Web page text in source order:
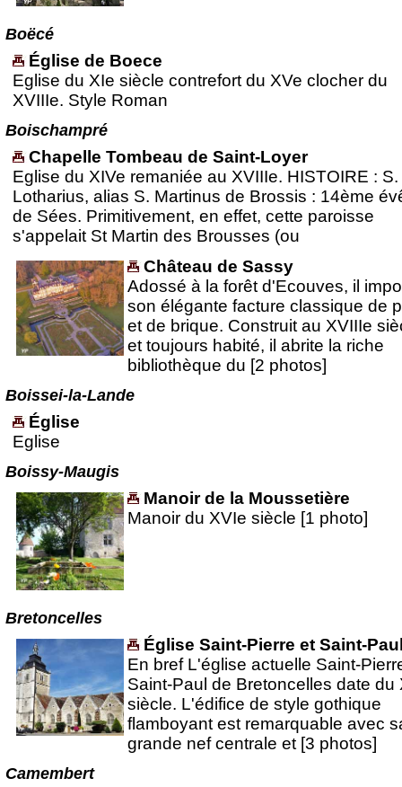
Boëcé
Église de Boece
Eglise du XIe siècle contrefort du XVe clocher du
XVIIIe. Style Roman
Boischampré
Chapelle Tombeau de Saint-Loyer
Eglise du XIVe remaniée au XVIIIe. HISTOIRE : S.
Lotharius, alias S. Martinus de Brossis : 14ème
de Sées. Primitivement, en effet, cette paroisse
s'appelait St Martin des Brousses (ou
Château de Sassy
Adossé à la forêt d'Ecouves, il
son élégante facture classique de
et de brique. Construit au XVIIIe
et toujours habité, il abrite la riche
bibliothèque du [2 photos]
Boissei-la-Lande
Église
Eglise
Boissy-Maugis
Manoir de la Moussetière
Manoir du XVIe siècle [1 photo]
Bretoncelles
Église Saint-Pierre et Saint-
En bref L'église actuelle Saint-
Saint-Paul de Bretoncelles date du
siècle. L'édifice de style gothique
flamboyant est remarquable avec
grande nef centrale et [3 photos]
Camembert